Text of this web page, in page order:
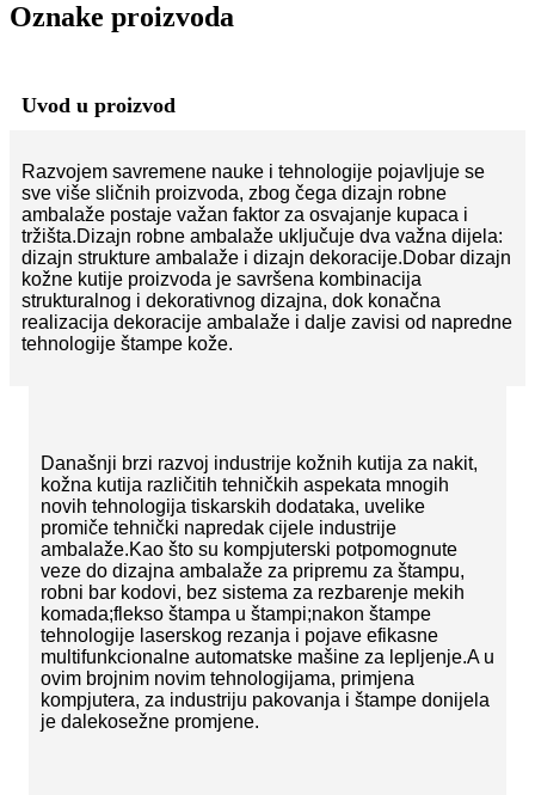
Oznake proizvoda
Uvod u proizvod
Razvojem savremene nauke i tehnologije pojavljuje se
sve više sličnih proizvoda, zbog čega dizajn robne
ambalaže postaje važan faktor za osvajanje kupaca i
tržišta.Dizajn robne ambalaže uključuje dva važna dijela:
dizajn strukture ambalaže i dizajn dekoracije.Dobar dizajn
kožne kutije proizvoda je savršena kombinacija
strukturalnog i dekorativnog dizajna, dok konačna
realizacija dekoracije ambalaže i dalje zavisi od napredne
tehnologije štampe kože.
Današnji brzi razvoj industrije kožnih kutija za nakit,
kožna kutija različitih tehničkih aspekata mnogih
novih tehnologija tiskarskih dodataka, uvelike
promiče tehnički napredak cijele industrije
ambalaže.Kao što su kompjuterski potpomognute
veze do dizajna ambalaže za pripremu za štampu,
robni bar kodovi, bez sistema za rezbarenje mekih
komada;flekso štampa u štampi;nakon štampe
tehnologije laserskog rezanja i pojave efikasne
multifunkcionalne automatske mašine za lepljenje.A u
ovim brojnim novim tehnologijama, primjena
kompjutera, za industriju pakovanja i štampe donijela
je dalekosežne promjene.